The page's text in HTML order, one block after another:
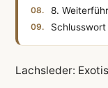
8.
Schlusswort
Lachsleder: